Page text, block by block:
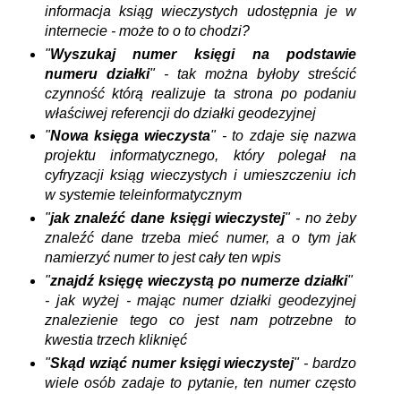
informacja ksiąg wieczystych udostępnia je w
internecie - może to o to chodzi?
"Wyszukajnumerksięgi na podstawie
numeru działki" - tak można byłoby streścić
czynność którą realizuje ta strona po podaniu
właściwej referencji do działki geodezyjnej
"Nowa księga wieczysta" - to zdaje się nazwa
projektu informatycznego, który polegał na
cyfryzacji ksiąg wieczystych i umieszczeniu ich
w systemie teleinformatycznym
"jak znaleźć dane księgi wieczystej" - no żeby
znaleźć dane trzeba mieć numer, a o tym jak
namierzyć numer to jest cały ten wpis
"znajdź księgę wieczystą po numerze działki"
- jak wyżej - mając numer działki geodezyjnej
znalezienie tego co jest nam potrzebne to
kwestia trzech kliknięć
"Skąd wziąć numer księgi wieczystej" - bardzo
wiele osób zadaje to pytanie, ten numer często